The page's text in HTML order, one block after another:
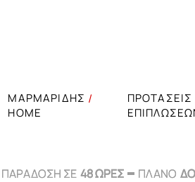
ΜΑΡΜΑΡΙΔΗΣ
HOME
ΠΡΟΤΑΣΕΙΣ
ΠΑΡΑΔΟΣΗ ΣΕ 48 ΩΡΕΣ ΠΛΑΝΟ
ΠΑΡΑΔΟΣΗ ΣΕ 48 ΩΡΕΣ ΠΛΑΝΟ